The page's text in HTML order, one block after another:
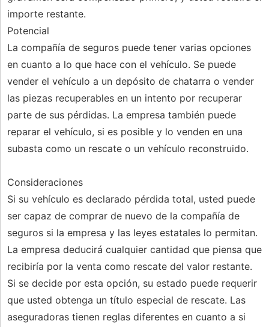
importe restante.
Potencial
La compañía de seguros puede tener varias opciones
en cuanto a lo que hace con el vehículo. Se puede
vender el vehículo a un depósito de chatarra o vender
las piezas recuperables en un intento por recuperar
parte de sus pérdidas. La empresa también puede
reparar el vehículo, si es posible y lo venden en una
subasta como un rescate o un vehículo reconstruido.
Consideraciones
Si su vehículo es declarado pérdida total, usted puede
ser capaz de comprar de nuevo de la compañía de
seguros si la empresa y las leyes estatales lo permitan.
La empresa deducirá cualquier cantidad que piensa que
recibiría por la venta como rescate del valor restante.
Si se decide por esta opción, su estado puede requerir
que usted obtenga un título especial de rescate. Las
aseguradoras tienen reglas diferentes en cuanto a si